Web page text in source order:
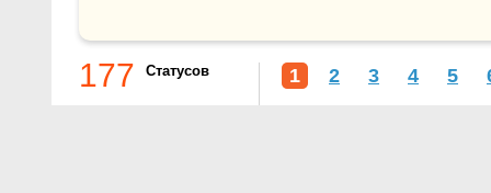
177 Статусов 1 2 3 4 5